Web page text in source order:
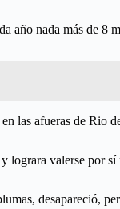
año nada más de 8
las afueras de Rio
lograra valerse
desapareció,